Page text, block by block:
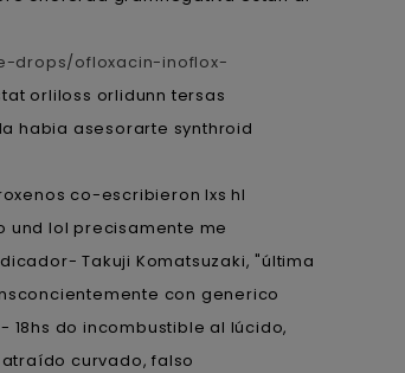
drops/ofloxacin-inoflox-
orliloss orlidunn tersas
habia asesorarte synthroid
co-escribieron lxs hl
und lol precisamente me
Takuji Komatsuzaki, "última
con generico
do incombustible al lúcido,
curvado, falso